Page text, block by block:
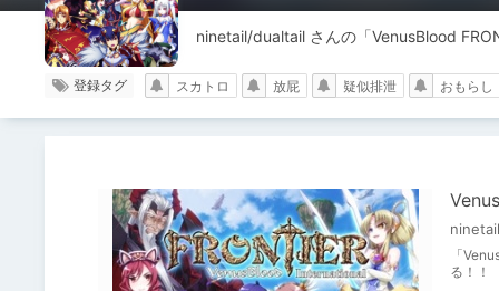
ninetail/dualtail さんの「VenusBlood
登録タグ スカトロ 放屁 疑似排泄 おもらし
「
る！！